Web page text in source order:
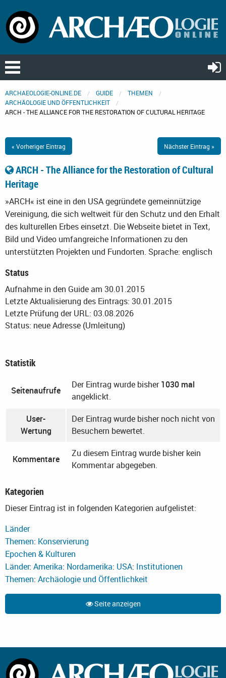
ARCHAEOLOGIE-ONLINE.DE GUIDE
THEMEN
ARCHÄOLOGIE UND ÖFFENTLICHKEIT
ARCH - THE ALLIANCE FOR THE RESTORATION OF CULTURAL HERITAGE
« Vorheriger Eintrag Nächster Eintrag »
ARCH - The Alliance for the Restoration of Cultural
Heritage
»ARCH« ist eine in den USA gegründete gemeinnützige
Vereinigung, die sich weltweit für den Schutz und den Erhalt
des kulturellen Erbes einsetzt. Die Webseite bietet in Text,
Bild und Video umfangreiche Informationen zu den
unterstützten Projekten und Fundorten. Sprache: englisch
Status
Aufnahme in den Guide am 30.01.2015
Letzte Aktualisierung des Eintrags: 30.01.2015
Letzte Prüfung der URL: 03.08.2026
Status: neue Adresse (Umleitung)
Statistik
Seitenaufrufe
Der Eintrag wurde bisher1030 mal
angeklickt.
User-
Wertung
Der Eintrag wurde bisher noch nicht von
Besuchern bewertet.
Kommentare
Zu diesem Eintrag wurde bisher kein
Kommentar abgegeben.
Kategorien
Dieser Eintrag ist in folgenden Kategorien aufgelistet:
Länder
Themen: Konservierung
Epochen & Kulturen
Länder: Amerika: Nordamerika: USA: Institutionen
Themen: Archäologie und Öffentlichkeit
Seite anzeigen